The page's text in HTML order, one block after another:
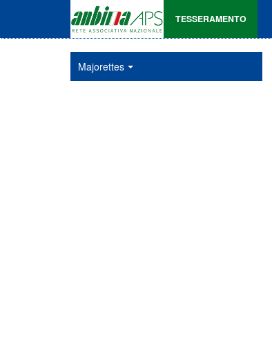
TESSERAMENTO
Majorettes